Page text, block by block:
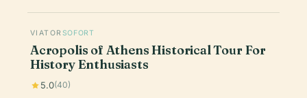
VIATOR SOFORT
Acropolis of Athens Historical Tour For
History Enthusiasts
5.0(40)